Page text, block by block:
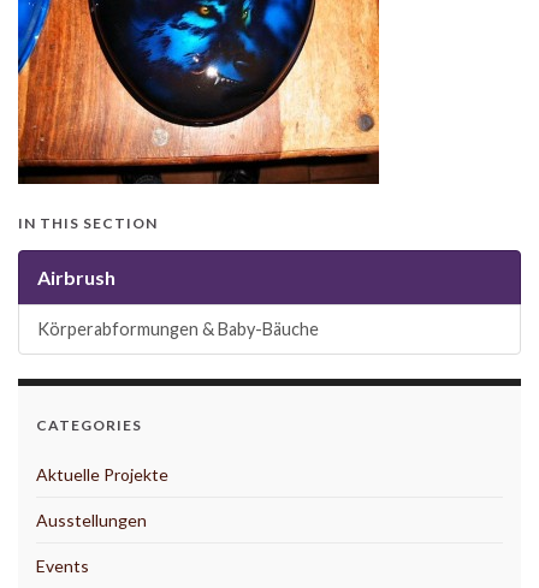
IN THIS SECTION
Airbrush
Körperabformungen & Baby-Bäuche
CATEGORIES
Aktuelle Projekte
Ausstellungen
Events